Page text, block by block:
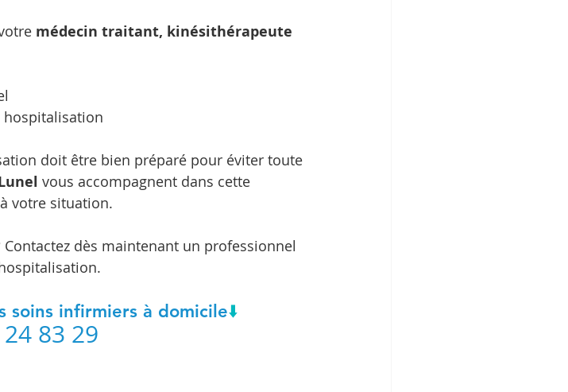
médecin traitant, kinésithérapeute
doit être bien préparé pour éviter toute
vous accompagnent dans cette
votre situation.
Contactez dès maintenant un professionnel
soins infirmiers à domicile​⬇️
83 29